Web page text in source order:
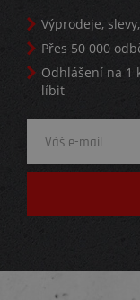
Výprodeje,
Přes 50 000
Odhlášení na 1
líbit